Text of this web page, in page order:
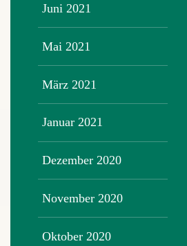
Juni 2021
Mai 2021
März 2021
Januar 2021
Dezember 2020
November 2020
Oktober 2020